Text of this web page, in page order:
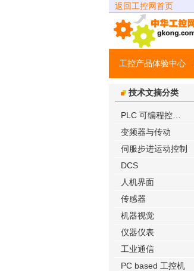
返回工控网首页
工控产品体验中心
技术文摘分类
变频器与传动
伺服步进运动控制
DCS
人机界面
传感器
机器视觉
仪器仪表
工业通信
PC based 工控机